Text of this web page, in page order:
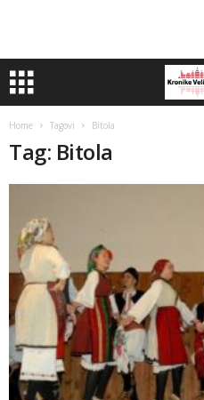
Home Tagovi Bitola
Tag: Bitola